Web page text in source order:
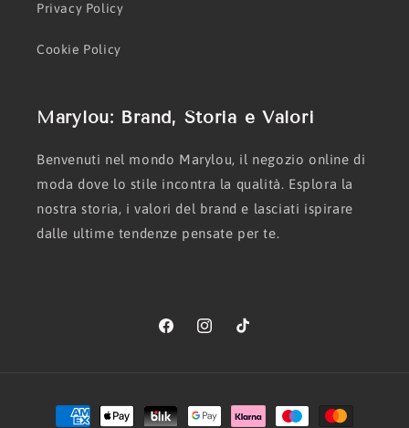
Privacy Policy
Cookie Policy
Marylou: Brand, Storia e Valori
Benvenuti nel mondo Marylou, il negozio online di
moda dove lo stile incontra la qualità. Esplora la
nostra storia, i valori del brand e lasciati ispirare
dalle ultime tendenze pensate per te.
FacebookInstagramTikTok
Metodi